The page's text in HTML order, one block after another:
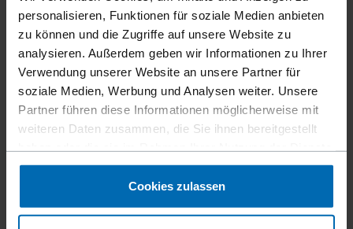
personalisieren, Funktionen für soziale Medien anbieten
zu können und die Zugriffe auf unsere Website zu
analysieren. Außerdem geben wir Informationen zu Ihrer
Verwendung unserer Website an unsere Partner für
soziale Medien, Werbung und Analysen weiter. Unsere
Partner führen diese Informationen möglicherweise mit
weiteren Daten zusammen, die Sie ihnen bereitgestellt
gesammelt haben.
Cookies zulassen
DRYWALL HAFTEN
Ob für die Befestigung von Haften im Bedachungsbereich
oder für Befestigungen im Trockenbau: Der FASCO® F44AC
CN15W-PS65 DRYWALL-HAFTEN Coilnagler eignet sich
sowohl für 15 ° Coil Trockenbaunägel als auch Haftennägel
spezielle Positionierungssystem des Naglers können die
Nägel äußerst präzise gesetzt werden. Ganz auf Nummer
Abdrücke im Holz vermeidet.